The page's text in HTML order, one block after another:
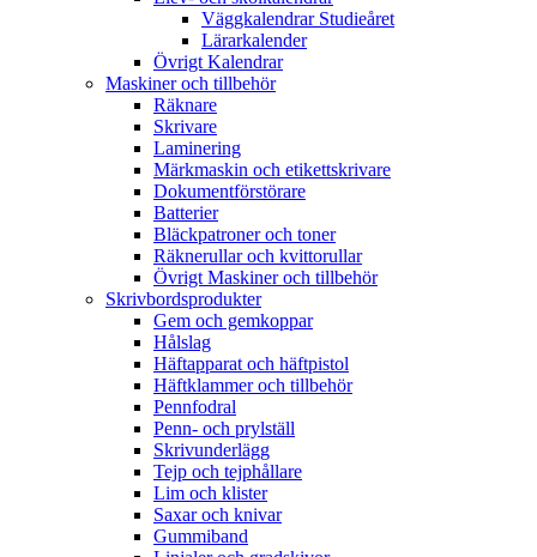
Väggkalendrar Studieåret
Lärarkalender
Övrigt Kalendrar
Maskiner och tillbehör
Räknare
Skrivare
Laminering
Märkmaskin och etikettskrivare
Dokumentförstörare
Batterier
Bläckpatroner och toner
Räknerullar och kvittorullar
Övrigt Maskiner och tillbehör
Skrivbordsprodukter
Gem och gemkoppar
Hålslag
Häftapparat och häftpistol
Häftklammer och tillbehör
Pennfodral
Penn- och prylställ
Skrivunderlägg
Tejp och tejphållare
Lim och klister
Saxar och knivar
Gummiband